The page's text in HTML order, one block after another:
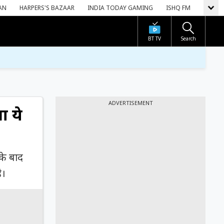
HARPERS'S BAZAAR INDIA TODAY GAMING ISHQ FM
BT TV Search
ये
बाद
ADVERTISEMENT